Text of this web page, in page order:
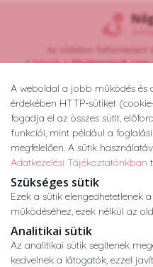
A weboldal a jobb működés és
érdekében HTTP-sütiket
fogadja el az összes sütit,
funkciói, mint például a
megfelelően. A sütik
Adatkezelési Tájékoztatónkban
Szükséges sütik
Ezek a sütik elengedhetetlenek
működéséhez, ezek nélkül az
Analitikai sütik
Az analitikai sütik segítenek
kedvelnek a látogatók, ezzel
Az oldalon feltüntetett
A képek aShutterstock.com
Copyright © 2026 •
Minden
Developed by
Adatkezelési